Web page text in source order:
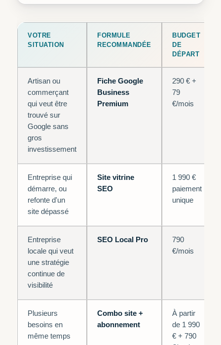
VOTRE
SITUATION
FORMULE
RECOMMANDÉE
BUDGET
DE
DÉPART
Artisan ou
commerçant
qui veut être
trouvé sur
Google sans
gros
investissement
Fiche Google
Business
Premium
290 € +
79
€/mois
Entreprise qui
démarre, ou
refonte d'un
site dépassé
Site vitrine
SEO
1 990 €
paiement
unique
Entreprise
locale qui veut
une stratégie
continue de
visibilité
SEO Local Pro
790
€/mois
Plusieurs
besoins en
même temps
Combo site +
abonnement
À partir
de 1 990
€ + 790